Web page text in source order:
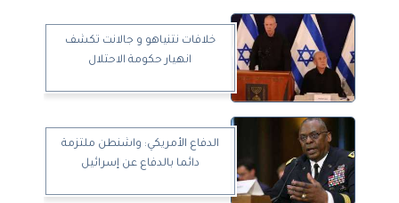
خلافات نتنياهو و جالانت تكشف
انهيار حكومة الاحتلال
الدفاع الأمريكي: واشنطن ملتزمة
دائما بالدفاع عن إسرائيل